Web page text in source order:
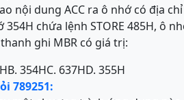
nội dung ACC ra ô nhớ có địa
354H chứa lệnh STORE 485H, ô
ghi MBR có giá trị:
B. 354HC. 637HD. 355H
789251: